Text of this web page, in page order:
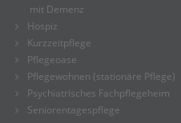
mit Demenz
Hospiz
Kurzzeitpflege
Pflegeoase
Pflegewohnen (stationäre Pflege)
Psychiatrisches Fachpflegeheim
Seniorentagespflege